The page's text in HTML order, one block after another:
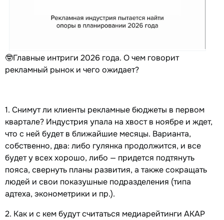
🤓Главные интриги 2026 года. О чем говорит
рекламный рынок и чего ожидает?
1. Снимут ли клиенты рекламные бюджеты в первом
квартале? Индустрия упала на хвост в ноябре и ждет,
что с ней будет в ближайшие месяцы. Варианта,
собственно, два: либо гулянка продолжится, и все
будет у всех хорошо, либо — придется подтянуть
пояса, свернуть планы развития, а также сокращать
людей и свои показушные подразделения (типа
адтеха, эконометрики и пр.).
2. Как и с кем будут считаться медиарейтинги АКАР